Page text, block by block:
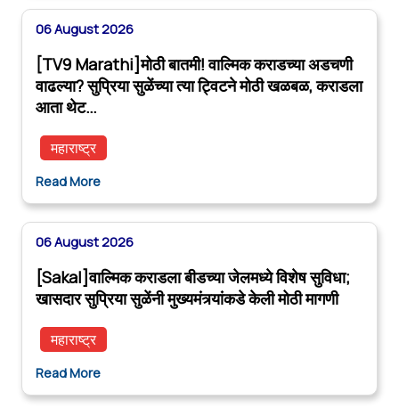
06 August 2026
[TV9 Marathi]मोठी बातमी! वाल्मिक कराडच्या अडचणी
वाढल्या? सुप्रिया सुळेंच्या त्या ट्विटने मोठी खळबळ, कराडला
आता थेट…
महाराष्ट्र
Read More
06 August 2026
[Sakal]वाल्मिक कराडला बीडच्या जेलमध्ये विशेष सुविधा;
खासदार सुप्रिया सुळेंनी मुख्यमंत्र्यांकडे केली मोठी मागणी
महाराष्ट्र
Read More